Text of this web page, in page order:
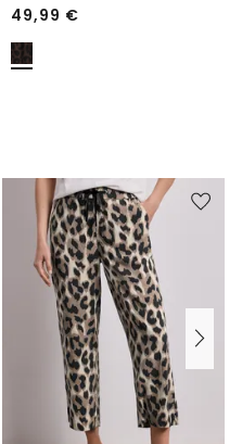
49,99 €